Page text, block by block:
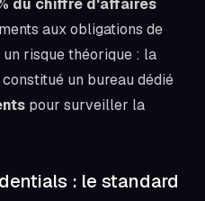
du chiffre d'affaires
aux obligations de
risque théorique : la
un bureau dédié
pour surveiller la
: le standard